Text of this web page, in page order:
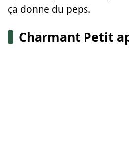
ça donne du peps.
Charmant Petit